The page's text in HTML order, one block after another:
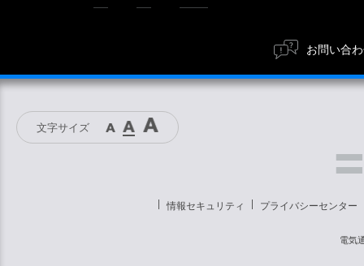
お問い合
文字サイズ
情報セキュリティ プライバシーセンター
電気